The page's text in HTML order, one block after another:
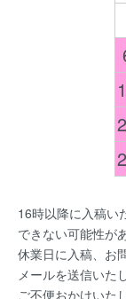
16時以降に入稿い
できない可能性が
休業日に入稿、お
メールを送信いた
ご不便おかけいた